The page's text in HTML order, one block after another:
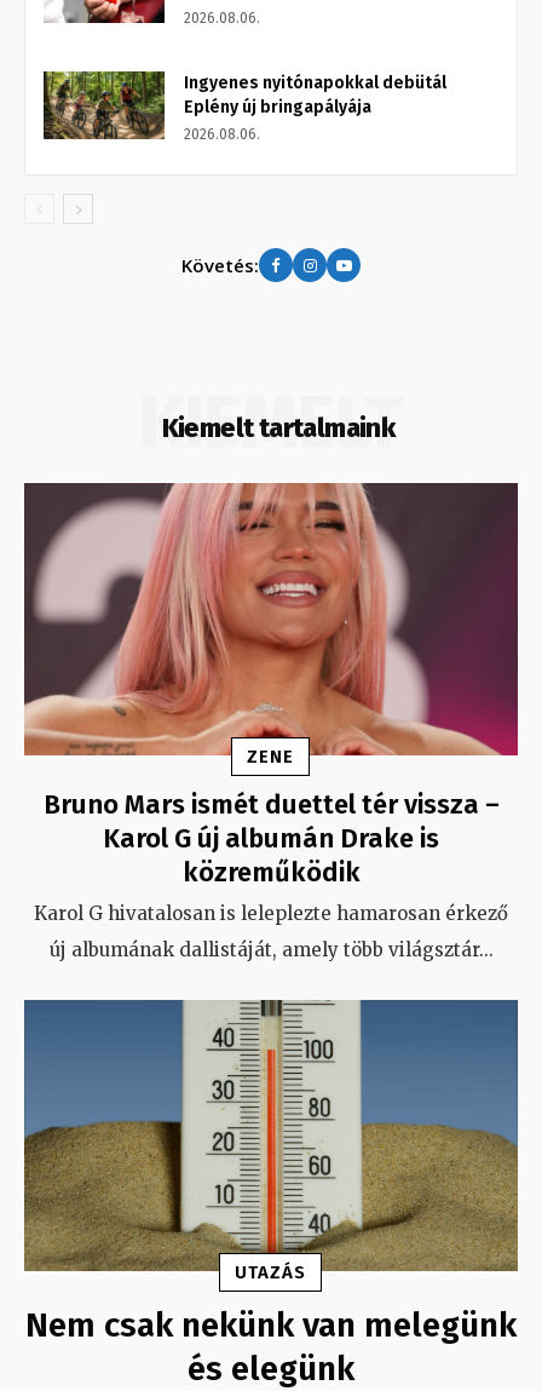
2026.08.06.
Ingyenes nyitónapokkal debütál
Eplény új bringapályája
2026.08.06.
Követés:
Kiemelt tartalmaink
KIEMELT
ZENE
Bruno Mars ismét duettel tér vissza –
Karol G új albumán Drake is
közreműködik
Karol G hivatalosan is leleplezte hamarosan érkező
új albumának dallistáját, amely több világsztár...
UTAZÁS
Nem csak nekünk van melegünk
és elegünk